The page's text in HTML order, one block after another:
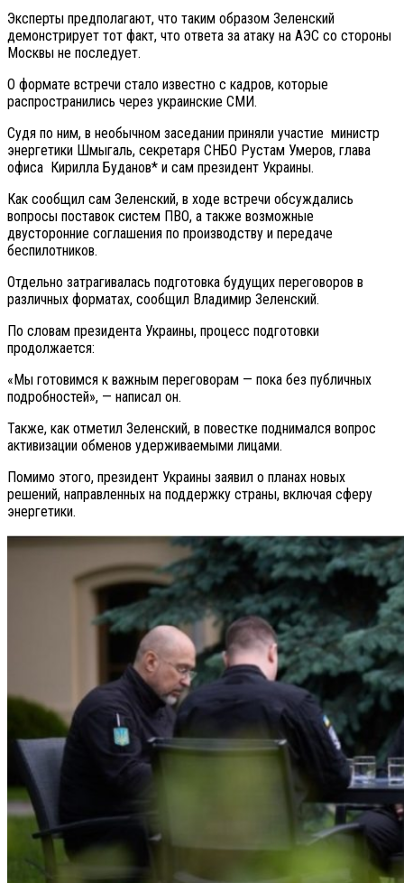
Эксперты предполагают, что таким образом Зеленский
демонстрирует тот факт, что ответа за атаку на АЭС со стороны
Москвы не последует.
О формате встречи стало известно с кадров, которые
распространились через украинские СМИ.
Судя по ним, в необычном заседании приняли участие министр
энергетики Шмыгаль, секретаря СНБО Рустам Умеров, глава
офиса Кирилла Буданов* и сам президент Украины.
Как сообщил сам Зеленский, в ходе встречи обсуждались
вопросы поставок систем ПВО, а также возможные
двусторонние соглашения по производству и передаче
беспилотников.
Отдельно затрагивалась подготовка будущих переговоров в
различных форматах, сообщил Владимир Зеленский.
По словам президента Украины, процесс подготовки
продолжается:
«Мы готовимся к важным переговорам — пока без публичных
подробностей», — написал он.
Также, как отметил Зеленский, в повестке поднимался вопрос
активизации обменов удерживаемыми лицами.
Помимо этого, президент Украины заявил о планах новых
решений, направленных на поддержку страны, включая сферу
энергетики.